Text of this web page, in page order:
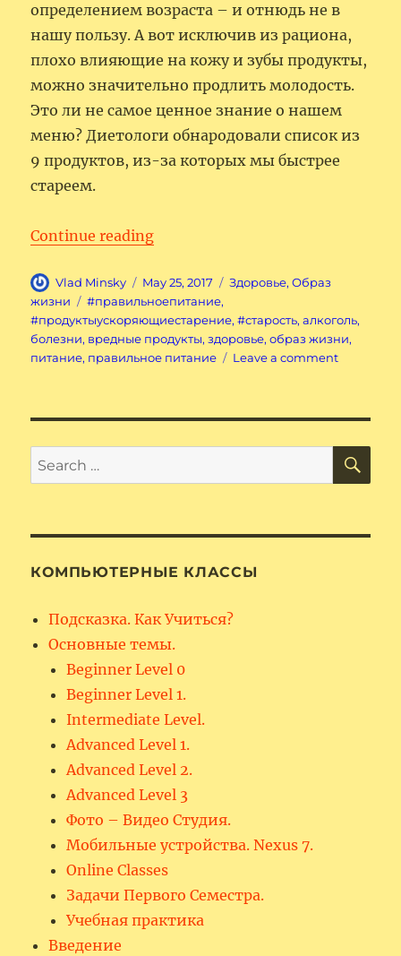
определением возраста – и отнюдь не в
нашу пользу. А вот исключив из рациона,
плохо влияющие на кожу и зубы продукты,
можно значительно продлить молодость.
Это ли не самое ценное знание о нашем
меню? Диетологи обнародовали список из
9 продуктов, из-за которых мы быстрее
стареем.
Continue reading“Продукты, ускоряющие
Author
Vlad Minsky
Posted
on
May 25, 2017 Categories
Здоровье,Образ
жизни
Tags
#правильноепитание,
#продуктыускоряющиестарение,#старость,алкоголь,
болезни, вредные продукты,здоровье,образ жизни,
питание, правильное питание Leave a commenton
Search
for:
КОМПЬЮТЕРНЫЕ КЛАССЫ
Подсказка. Как Учиться?
Основные темы.
Beginner Level 0
Beginner Level 1.
Intermediate Level.
Advanced Level 1.
Advanced Level 2.
Advanced Level 3
Фото – Видео Студия.
Мобильные устройства. Nexus 7.
Online Classes
Задачи Первого Семестра.
Учебная практика
Введение